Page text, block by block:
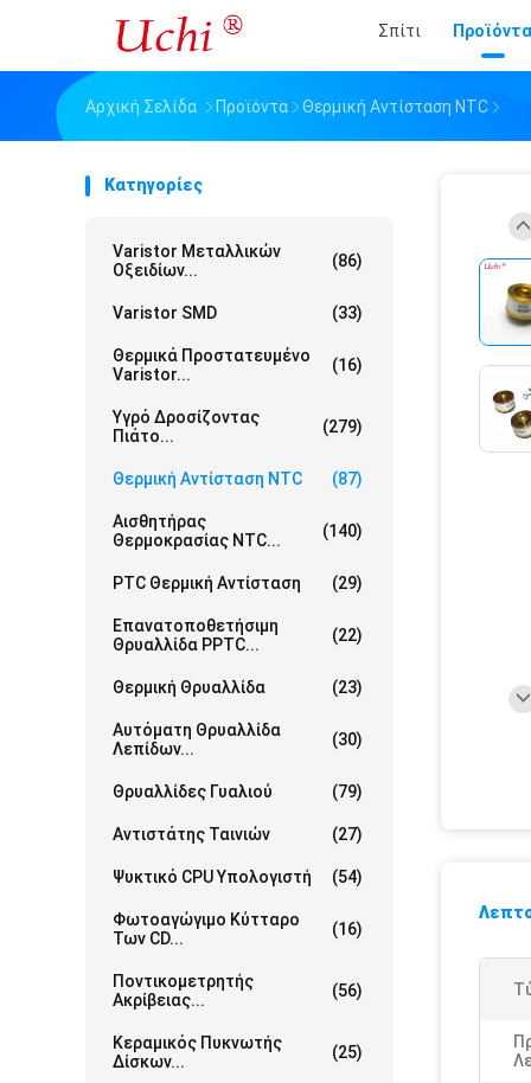
Σπίτι Προϊόντα
Αρχική Σελίδα Προϊόντα Θερμική Αντίσταση NTC
Κατηγορίες
Varistor Μεταλλικών
Οξειδίων...
(86)
Varistor SMD (33)
Θερμικά Προστατευμένο
Varistor...
(16)
Υγρό Δροσίζοντας
Πιάτο...
(279)
Θερμική Αντίσταση NTC (87)
Αισθητήρας
Θερμοκρασίας NTC...
(140)
PTC Θερμική Αντίσταση (29)
Επανατοποθετήσιμη
Θρυαλλίδα PPTC...
(22)
Θερμική Θρυαλλίδα (23)
Αυτόματη Θρυαλλίδα
Λεπίδων...
(30)
Θρυαλλίδες Γυαλιού (79)
Αντιστάτης Ταινιών (27)
Ψυκτικό CPU Υπολογιστή (54)
Φωτοαγώγιμο Κύτταρο
Των CD...
(16)
Ποντικομετρητής
Ακρίβειας...
(56)
Κεραμικός Πυκνωτής
Δίσκων...
(25)